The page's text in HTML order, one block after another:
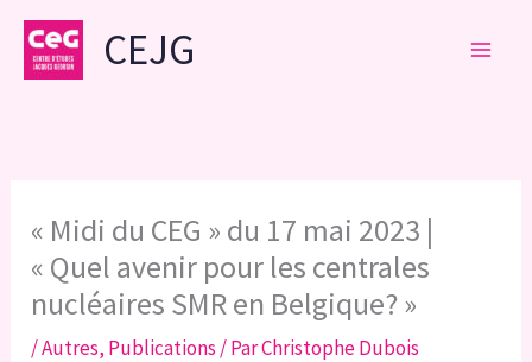
Aller
contenu
CEJG
« Midi du CEG » du 17 mai 2023 |
« Quel avenir pour les centrales
nucléaires SMR en Belgique? »
/Autres, Publications / ParChristophe Dubois